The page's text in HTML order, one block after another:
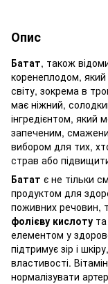
Опис
Батат, також
коренеплодом,
світу, зокрема в
має ніжний,
інгредієнтом,
запеченим,
вибором для тих,
страв або
Батат є не тільки
продуктом для
поживних речовин,
фолієву кислоту та
елементом у
підтримує зір і
властивості.
нормалізувати